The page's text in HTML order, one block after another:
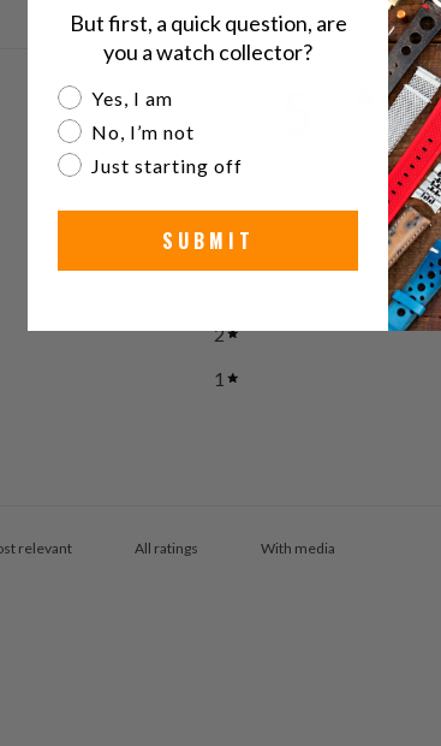
1 review
4
2
1
With media
But first, a quick question, are
you a watch collector?
Are you a watch collector?
Yes, I am
No, I’m not
Just starting off
SUBMIT